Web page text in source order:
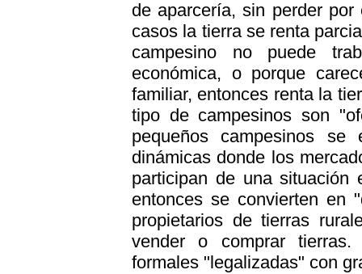
de aparcería, sin perder
casos la tierra se renta
campesino no puede
económica, o porque
familiar, entonces renta la
tipo de campesinos son
pequeños campesinos se
dinámicas donde los
participan de una situación
entonces se convierten en
propietarios de tierras
vender o comprar tierras.
formales "legalizadas" con